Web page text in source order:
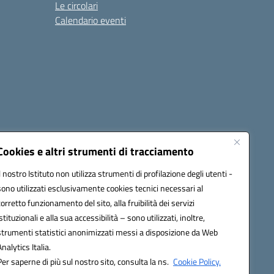
e altri strumenti di tracciamento
nostro Istituto non utilizza strumenti di profilazione degli utenti -
utilizzati esclusivamente cookies tecnici necessari al
funzionamento del sito, alla fruibilità dei servizi
e alla sua accessibilità – sono utilizzati, inoltre,
statistici anonimizzati messi a disposizione da Web
Italia.
saperne di più sul nostro sito, consulta la ns. Cookie Policy.
Le circolari
Calendario eventi